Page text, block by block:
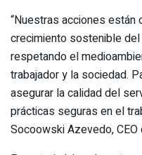
“Nuestras acciones
crecimiento sostenible
respetando el
trabajador y la sociedad.
asegurar la calidad del
prácticas seguras en el
Socoowski Azevedo, CEO